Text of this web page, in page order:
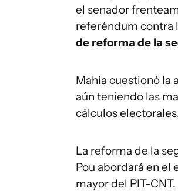
el senador
referéndum contra
de reforma de la
Mahía cuestionó la
aún teniendo las
cálculos
La reforma de la
Pou abordará en el
mayor del PIT-